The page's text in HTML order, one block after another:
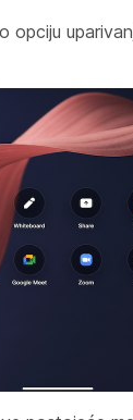
opciju